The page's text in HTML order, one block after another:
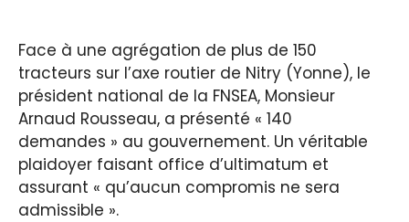
Face à une agrégation de plus de 150
tracteurs sur l’axe routier de Nitry (Yonne), le
président national de la FNSEA, Monsieur
Arnaud Rousseau, a présenté « 140
demandes » au gouvernement. Un véritable
plaidoyer faisant office d’ultimatum et
assurant « qu’aucun compromis ne sera
admissible ».